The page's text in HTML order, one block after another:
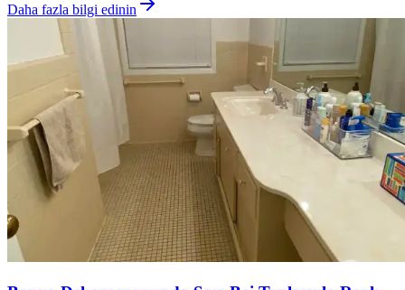
Daha fazla bilgi edinin